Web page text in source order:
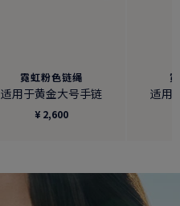
霓虹粉色链绳
适用于黄金大号手链
¥ 2,600
适用